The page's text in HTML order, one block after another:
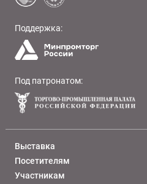
Поддержка:
Под патронатом:
Выставка
Посетителям
Участникам